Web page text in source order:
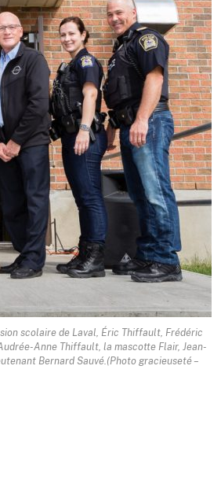
scolaire de Laval, Éric Thiffault, Frédéric
Anne Thiffault, la mascotte Flair, Jean-
Bernard Sauvé.(Photo gracieuseté –